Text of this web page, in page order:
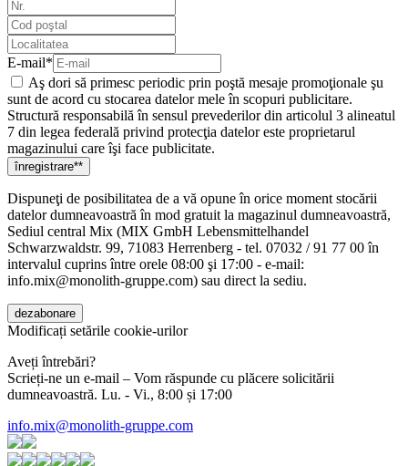
E-mail*
Aş dori să primesc periodic prin poştă mesaje promoţionale şu
sunt de acord cu stocarea datelor mele în scopuri publicitare.
Structură responsabilă în sensul prevederilor din articolul 3 alineatul
7 din legea federală privind protecţia datelor este proprietarul
magazinului care îşi face publicitate.
Dispuneţi de posibilitatea de a vă opune în orice moment stocării
datelor dumneavoastră în mod gratuit la magazinul dumneavoastră,
Sediul central Mix (MIX GmbH Lebensmittelhandel
Schwarzwaldstr. 99, 71083 Herrenberg - tel. 07032 / 91 77 00 în
intervalul cuprins între orele 08:00 şi 17:00 - e-mail:
info.mix@monolith-gruppe.com) sau direct la sediu.
Modificați setările cookie-urilor
Aveți întrebări?
Scrieți-ne un e-mail – Vom răspunde cu plăcere solicitării
dumneavoastră. Lu. - Vi., 8:00 și 17:00
info.mix@monolith-gruppe.com